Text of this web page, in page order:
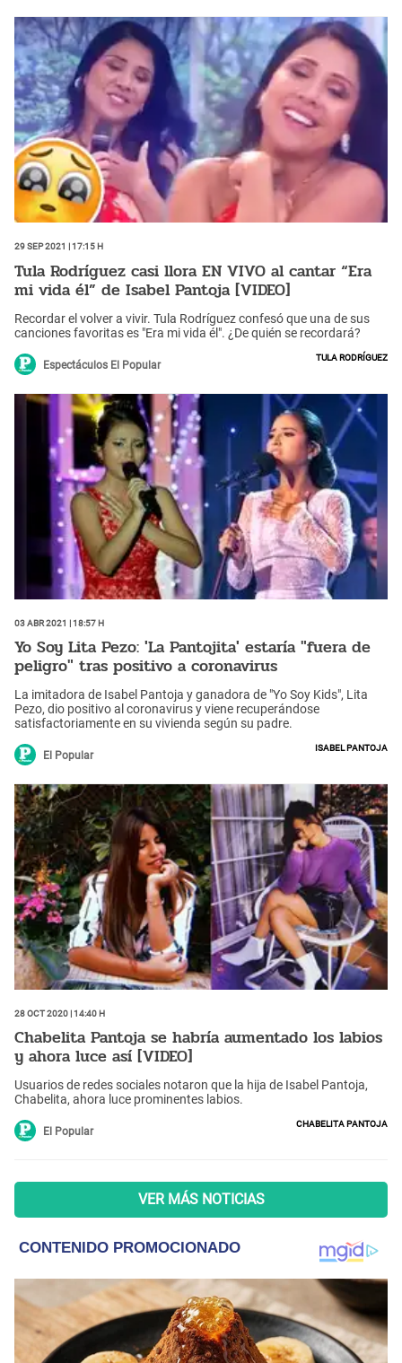
29 Sep 2021 | 17:15 h
Tula Rodríguez casi llora EN VIVO al cantar “Era
mi vida él” de Isabel Pantoja [VIDEO]
Recordar el volver a vivir. Tula Rodríguez confesó que una de sus
canciones favoritas es "Era mi vida él". ¿De quién se recordará?
Espectáculos El Popular
Tula Rodríguez
03 Abr 2021 | 18:57 h
Yo Soy Lita Pezo: 'La Pantojita' estaría "fuera de
peligro" tras positivo a coronavirus
La imitadora de Isabel Pantoja y ganadora de "Yo Soy Kids", Lita
Pezo, dio positivo al coronavirus y viene recuperándose
satisfactoriamente en su vivienda según su padre.
El Popular
Isabel Pantoja
28 Oct 2020 | 14:40 h
Chabelita Pantoja se habría aumentado los labios
y ahora luce así [VIDEO]
Usuarios de redes sociales notaron que la hija de Isabel Pantoja,
Chabelita, ahora luce prominentes labios.
El Popular
Chabelita Pantoja
VER MÁS NOTICIAS